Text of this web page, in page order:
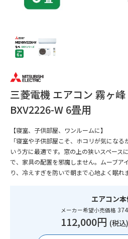
三菱電機 エアコン 霧ヶ
BXV2226-W 6畳用
【寝室、子供部屋、ワンルームに】
「寝室や子供部屋こそ、ホコリが気にな
いう方に最適です。窓の上の狭いスペース
で、家具の配置を邪魔しません。ムーブア
り、冷えすぎを防いで朝まで心地よく眠れ
エアコン
メーカー希望小売価格
112,000円 (税込)